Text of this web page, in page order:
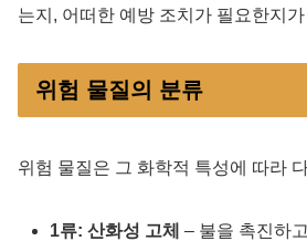
는지, 어떠한 예방 조치가 필요한지
위험 물질의 분류
위험 물질은 그 화학적 특성에 따라
1류: 산화성 고체 – 불을 촉진하